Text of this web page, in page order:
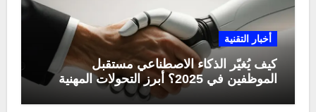
أخبار التقنية
كيف يُغيّر الذكاء الاصطناعي مستقبل
الموظفين في 2025؟ أبرز التحولات المهنية